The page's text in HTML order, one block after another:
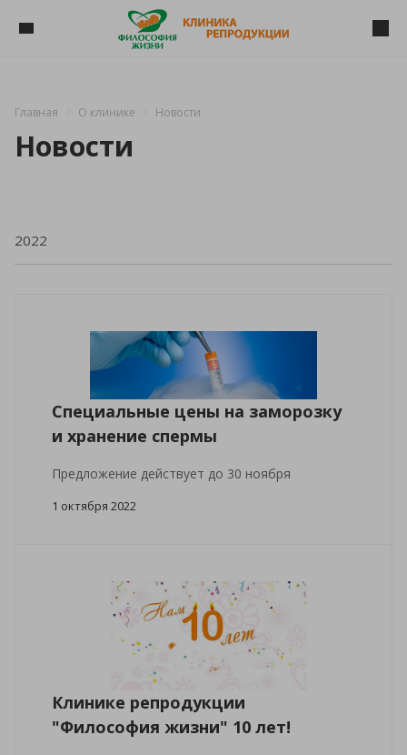
Главная О клинике Новости
Новости
Специальные цены на заморозку
и хранение спермы
Предложение действует до 30 ноября
1 октября 2022
Клинике репродукции
"Философия жизни" 10 лет!